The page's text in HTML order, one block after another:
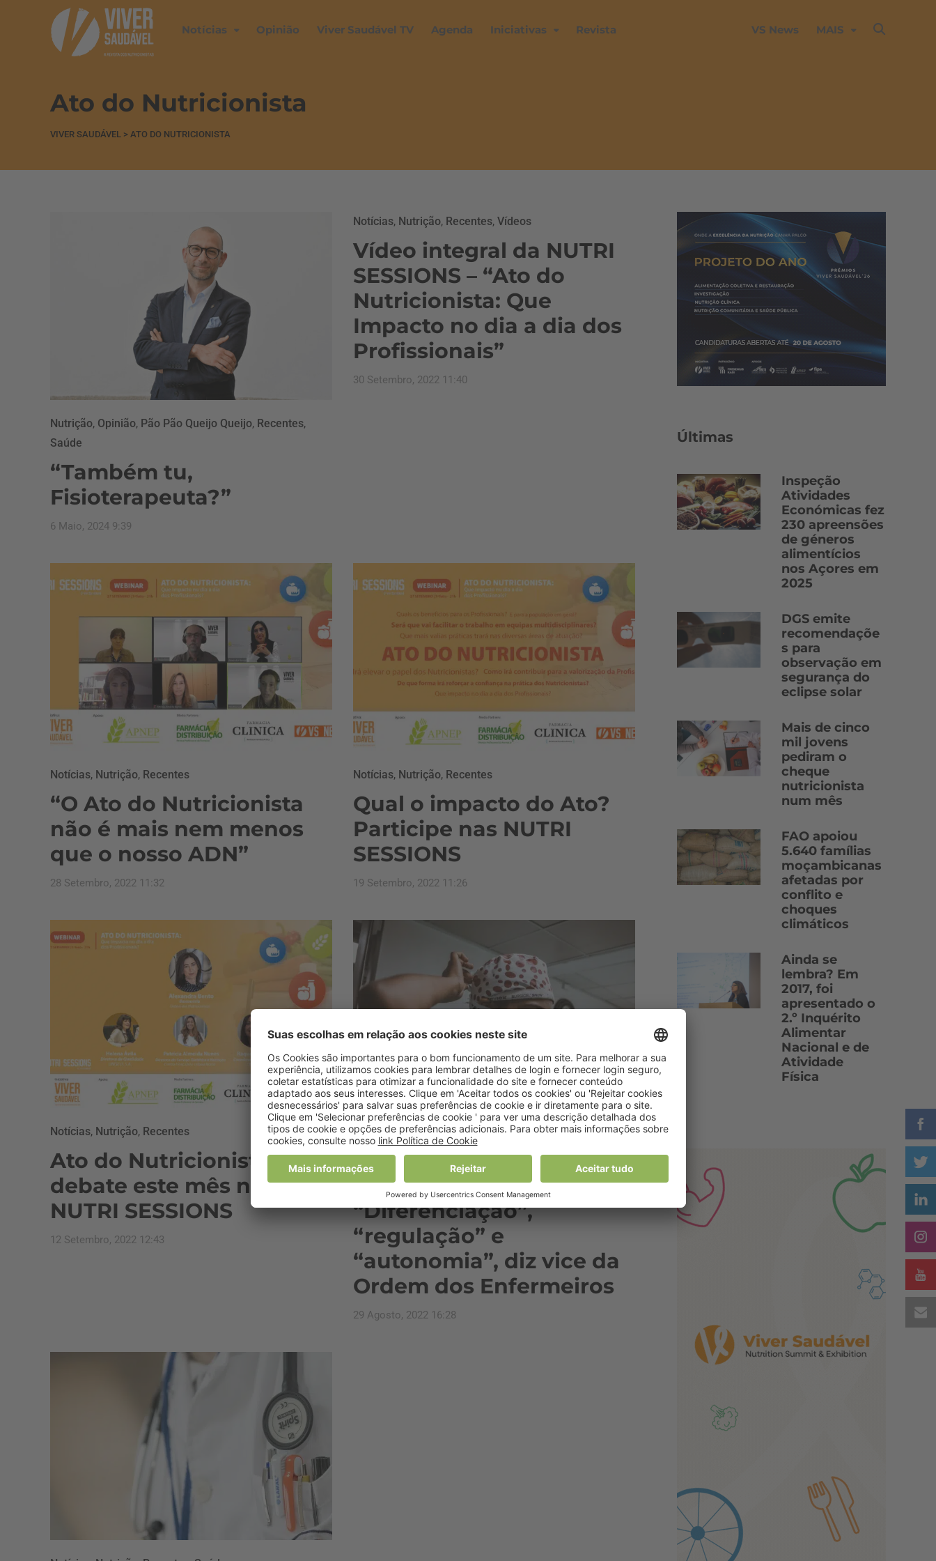
Notícias Opinião Viver Saudável TV Agenda Iniciativas Revista VS News MAIS
Ato do Nutricionista
VIVER SAUDÁVEL > ATO DO NUTRICIONISTA
Nutrição, Opinião, Pão Pão Queijo Queijo, Recentes,
Saúde
“Também tu,
Fisioterapeuta?”
6 Maio, 2024 9:39
Notícias, Nutrição, Recentes, Vídeos
Vídeo integral da NUTRI
SESSIONS – “Ato do
Nutricionista: Que
Impacto no dia a dia dos
Profissionais”
30 Setembro, 2022 11:40
Notícias, Nutrição, Recentes
“O Ato do Nutricionista
não é mais nem menos
que o nosso ADN”
28 Setembro, 2022 11:32
Notícias, Nutrição, Recentes
Qual o impacto do Ato?
Participe nas NUTRI
SESSIONS
19 Setembro, 2022 11:26
Notícias, Nutrição, Recentes
Ato do Nutricionista em
debate este mês nas
NUTRI SESSIONS
12 Setembro, 2022 12:43
Notícias, Nutrição,Recentes,Saúde
O que valem os Atos das
Ordens profissionais?
“Diferenciação”,
“regulação” e
“autonomia”, diz vice da
Ordem dos Enfermeiros
29 Agosto, 2022 16:28
Últimas
Inspeção
Atividades
Económicas fez
230 apreensões
de géneros
alimentícios
nos Açores em
2025
DGS emite
recomendaçõe
s para
observação em
segurança do
eclipse solar
Mais de cinco
mil jovens
pediram o
cheque
nutricionista
num mês
FAO apoiou
5.640 famílias
moçambicanas
afetadas por
conflito e
choques
climáticos
Ainda se
lembra? Em
2017, foi
apresentado o
2.º Inquérito
Alimentar
Nacional e de
Atividade
Física